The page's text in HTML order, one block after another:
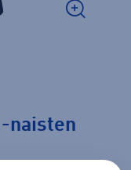
-naisten